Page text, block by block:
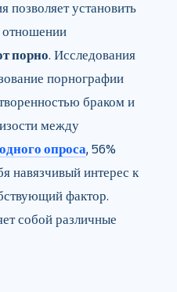
позволяет установить
отношении
порно. Исследования
порнографии
браком и
между
опроса, 56%
навязчивый интерес к
фактор.
собой различные